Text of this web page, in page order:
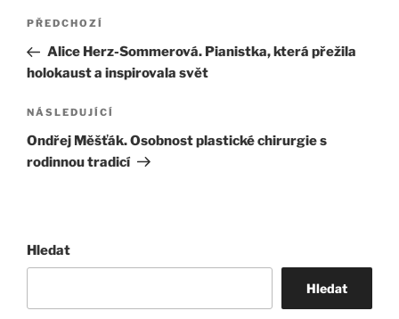
Navigace
příspěvek
Předchozí
příspěvek
PŘEDCHOZÍ
Alice Herz-Sommerová. Pianistka, která přežila
holokaust a inspirovala svět
Následující
příspěvek
NÁSLEDUJÍCÍ
Ondřej Měšťák. Osobnost plastické chirurgie s
rodinnou tradicí
Hledat
Hledat